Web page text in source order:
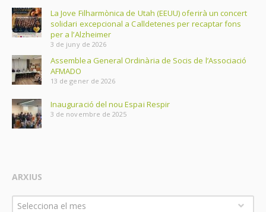
La Jove Filharmònica de Utah (EEUU) oferirà un concert
solidari excepcional a Calldetenes per recaptar fons
per a l’Alzheimer
3 de juny de 2026
Assemblea General Ordinària de Socis de l’Associació
AFMADO
13 de gener de 2026
Inauguració del nou Espai Respir
3 de novembre de 2025
ARXIUS
Arxius
Selecciona el mes